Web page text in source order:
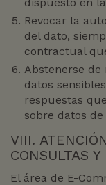
Revocar la
del dato,
contractual
Abstenerse de
datos
respuestas
sobre datos
VIII.
CONSULTAS
El área de E-